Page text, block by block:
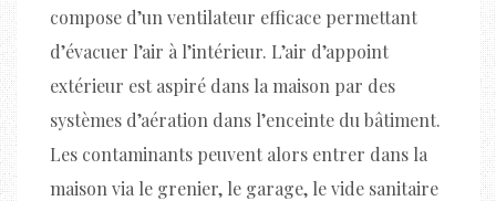
compose d’un ventilateur efficace permettant
d’évacuer l’air à l’intérieur. L’air d’appoint
extérieur est aspiré dans la maison par des
systèmes d’aération dans l’enceinte du bâtiment.
Les contaminants peuvent alors entrer dans la
maison via le grenier, le garage, le vide sanitaire